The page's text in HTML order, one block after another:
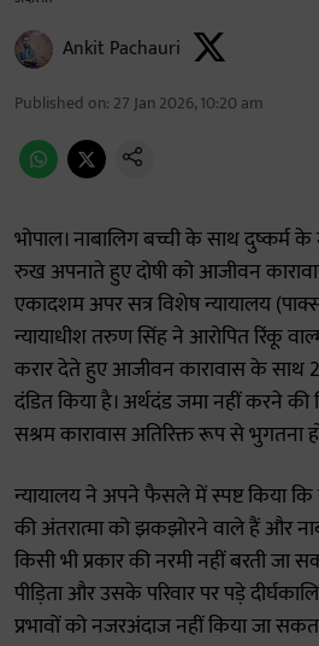
Ankit Pachauri
Published on: 27 Jan 2026, 10:20 am
भोपाल। नाबालिग बच्ची के साथ दुष्कर्म
रुख अपनाते हुए दोषी को आजीवन
एकादशम अपर सत्र विशेष न्यायालय
न्यायाधीश तरुण सिंह ने आरोपित रिंकू
करार देते हुए आजीवन कारावास के साथ
दंडित किया है। अर्थदंड जमा नहीं करने की
सश्रम कारावास अतिरिक्त रूप से भुगतना
न्यायालय ने अपने फैसले में स्पष्ट किया
की अंतरात्मा को झकझोरने वाले हैं और
किसी भी प्रकार की नरमी नहीं बरती जा
पीड़िता और उसके परिवार पर पड़े
प्रभावों को नजरअंदाज नहीं किया जा